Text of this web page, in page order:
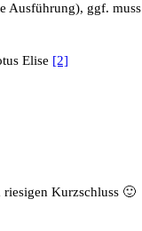
ggf.
Elise [2]
riesigen Kurzschluss 🙂